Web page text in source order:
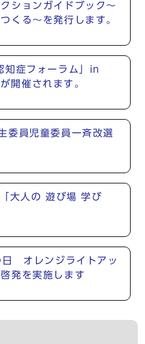
ションガイドブック～
くる～を発行します。
知症フォーラム」in
催されます。
委員児童委員一斉改選
大人の 遊び場 学び
オレンジライトアッ
発を実施します